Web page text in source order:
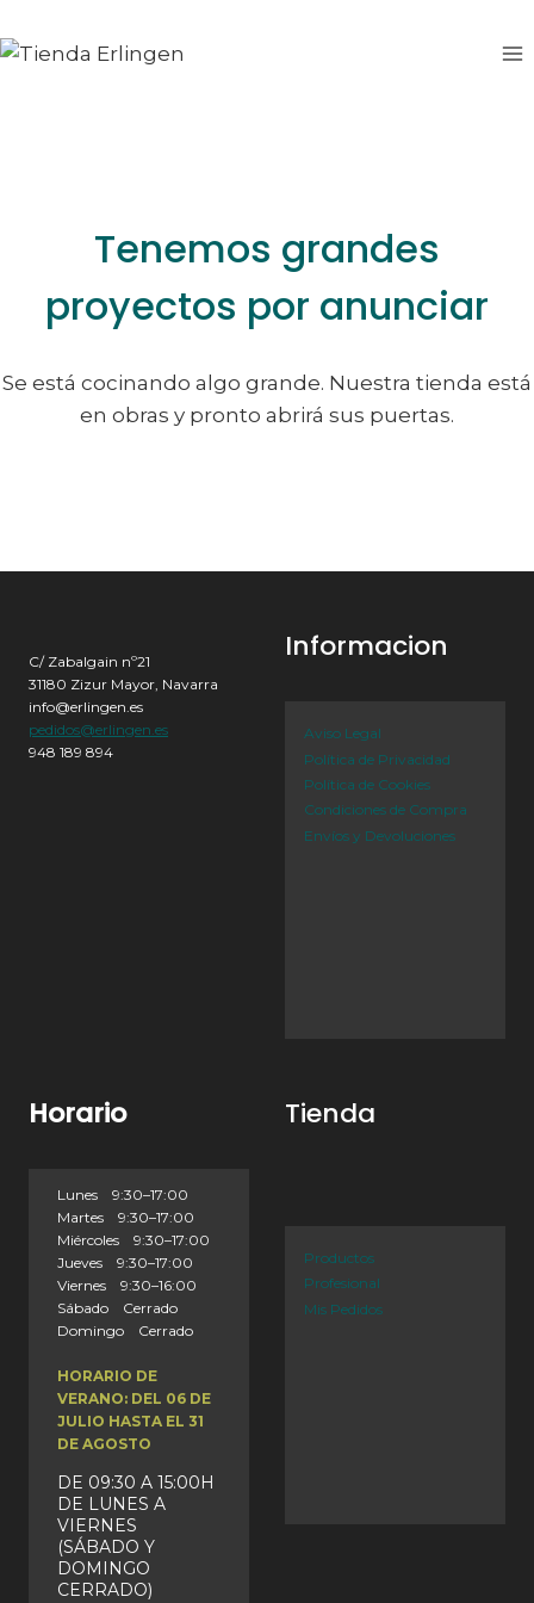
al
al
Tenemos grandes
proyectos por anunciar
Se está cocinando algo grande. Nuestra tienda está
en obras y pronto abrirá sus puertas.
C/ Zabalgain nº21
31180 Zizur Mayor, Navarra
info@erlingen.es
pedidos@erlingen.es
948 189 894
Informacion
Aviso Legal
Política de Privacidad
Política de Cookies
Condiciones de Compra
Envíos y Devoluciones
Horario
Lunes 9:30–17:00
Martes 9:30–17:00
Miércoles 9:30–17:00
Jueves 9:30–17:00
Viernes 9:30–16:00
Sábado Cerrado
Domingo Cerrado
HORARIO DE
VERANO: DEL 06 DE
JULIO HASTA EL 31
DE AGOSTO
DE 09:30 A 15:00H
DE LUNES A
VIERNES
(SÁBADO Y
DOMINGO
CERRADO)
Tienda
Productos
Profesional
Mis Pedidos